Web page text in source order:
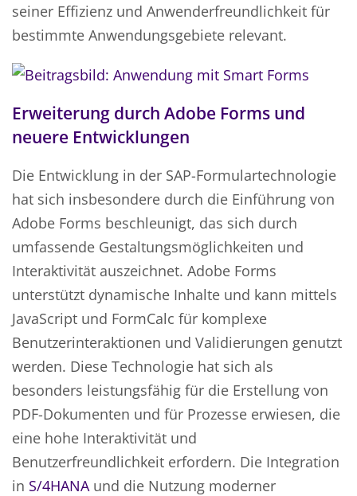
seiner Effizienz und Anwenderfreundlichkeit für
bestimmte Anwendungsgebiete relevant.
Erweiterung durch Adobe Forms und
neuere Entwicklungen
Die Entwicklung in der SAP-Formulartechnologie
hat sich insbesondere durch die Einführung von
Adobe Forms beschleunigt, das sich durch
umfassende Gestaltungsmöglichkeiten und
Interaktivität auszeichnet. Adobe Forms
unterstützt dynamische Inhalte und kann mittels
JavaScript und FormCalc für komplexe
Benutzerinteraktionen und Validierungen genutzt
werden. Diese Technologie hat sich als
besonders leistungsfähig für die Erstellung von
PDF-Dokumenten und für Prozesse erwiesen, die
eine hohe Interaktivität und
Benutzerfreundlichkeit erfordern. Die Integration
in S/4HANA und die Nutzung moderner